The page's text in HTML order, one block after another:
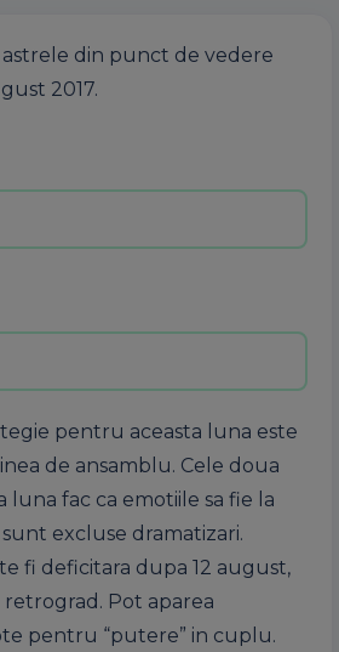
astrele din punct de vedere
2017.
pentru aceasta luna este
de ansamblu. Cele doua
luna fac ca emotiile sa fie la
excluse dramatizari.
fi deficitara dupa 12 august,
Pot aparea
pentru “putere” in cuplu.